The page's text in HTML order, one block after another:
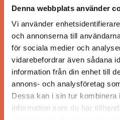
Denna webbplats använder
Vi använder
och annonserna till
för sociala medier och
vidarebefordrar även sådana
information från din enhet till
annons- och analysföretag
Dessa kan i sin tur kombinera
information som du har
Tidningen ges
ANSVARIG
Jonas